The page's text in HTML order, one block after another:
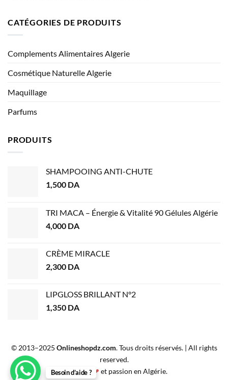
CATÉGORIES DE PRODUITS
Complements Alimentaires Algerie
Cosmétique Naturelle Algerie
Maquillage
Parfums
PRODUITS
SHAMPOOING ANTI-CHUTE
1,500 DA
TRI MACA – Énergie & Vitalité 90 Gélules Algérie
4,000 DA
CRÈME MIRACLE
2,300 DA
LIPGLOSS BRILLANT N°2
1,350 DA
© 2013–2025 Onlineshopdz.com. Tous droits réservés. | All rights
reserved.
Créé avec ❤ et passion en Algérie.
Besoin d’aide ?